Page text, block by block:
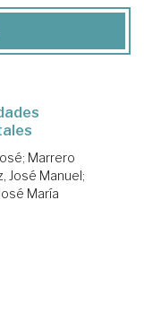
; Marrero
José Manuel;
María